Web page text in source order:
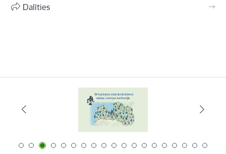
Dalīties